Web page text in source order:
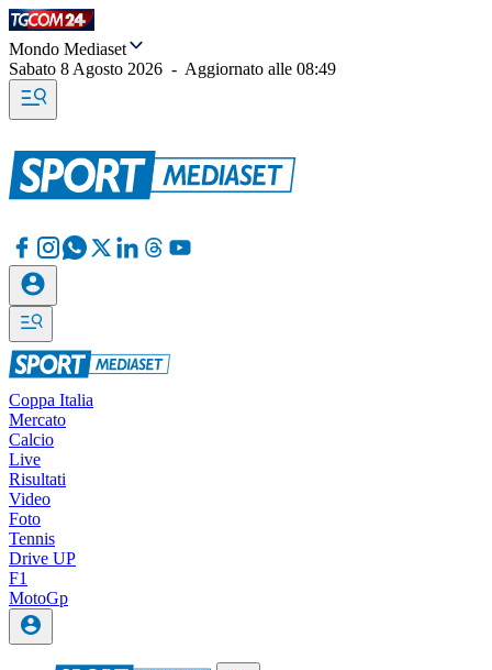
Mondo Mediaset
Sabato 8 Agosto 2026 - Aggiornato alle 08:49
Coppa Italia
Mercato
Calcio
Live
Risultati
Video
Foto
Tennis
Drive UP
F1
MotoGp